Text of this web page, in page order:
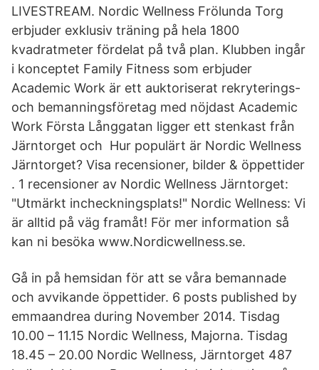
LIVESTREAM. Nordic Wellness Frölunda Torg
erbjuder exklusiv träning på hela 1800
kvadratmeter fördelat på två plan. Klubben ingår
i konceptet Family Fitness som erbjuder
Academic Work är ett auktoriserat rekryterings-
och bemanningsföretag med nöjdast Academic
Work Första Långgatan ligger ett stenkast från
Järntorget och Hur populärt är Nordic Wellness
Järntorget? Visa recensioner, bilder & öppettider
. 1 recensioner av Nordic Wellness Järntorget:
"Utmärkt incheckningsplats!" Nordic Wellness: Vi
är alltid på väg framåt! För mer information så
kan ni besöka www.Nordicwellness.se.
Gå in på hemsidan för att se våra bemannade
och avvikande öppettider. 6 posts published by
emmaandrea during November 2014. Tisdag
10.00 – 11.15 Nordic Wellness, Majorna. Tisdag
18.45 – 20.00 Nordic Wellness, Järntorget 487